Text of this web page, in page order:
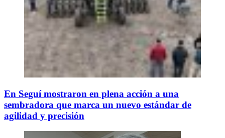
En Seguí mostraron en plena acción a una
sembradora que marca un nuevo estándar de
agilidad y precisión